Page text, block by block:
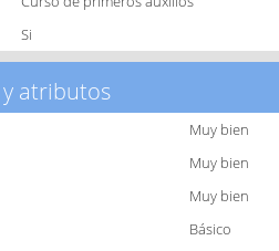
Si
atributos
Muy bien
Muy bien
Muy bien
Básico